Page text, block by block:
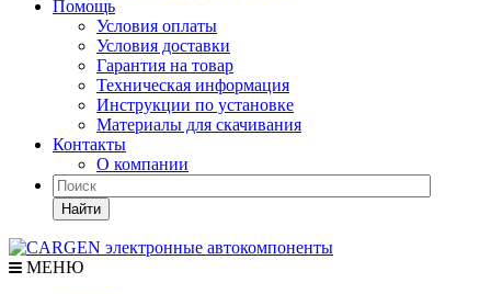
Помощь
Условия оплаты
Условия доставки
Гарантия на товар
Техническая информация
Инструкции по установке
Материалы для скачивания
Контакты
О компании
Найти
МЕНЮ